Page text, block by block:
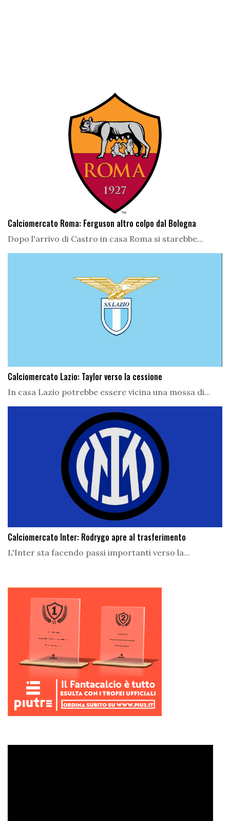
Calciomercato Roma: Ferguson altro colpo dal Bologna
Dopo l'arrivo di Castro in casa Roma si starebbe...
Calciomercato Lazio: Taylor verso la cessione
In casa Lazio potrebbe essere vicina una mossa di...
Calciomercato Inter: Rodrygo apre al trasferimento
L'Inter sta facendo passi importanti verso la...